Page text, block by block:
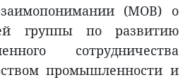
(МОВ) о
группы по развитию
сотрудничества
промышленности и